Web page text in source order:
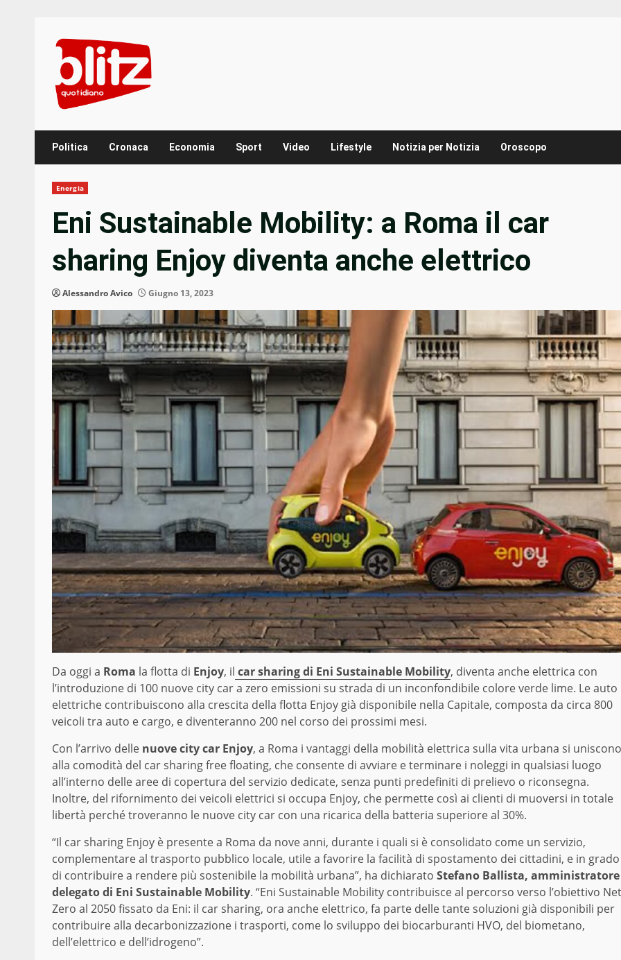
content
Politica Cronaca Economia Sport Video Lifestyle Notizia per Notizia Oroscopo
Energia
Eni Sustainable Mobility: a Roma il car
sharing Enjoy diventa anche elettrico
Alessandro Avico Giugno 13, 2023
Da oggi a Roma la flotta di Enjoy, il car sharing di Eni Sustainable Mobility, diventa anche elettrica con
l’introduzione di 100 nuove city car a zero emissioni su strada di un inconfondibile colore verde lime. Le auto
elettriche contribuiscono alla crescita della flotta Enjoy già disponibile nella Capitale, composta da circa 800
veicoli tra auto e cargo, e diventeranno 200 nel corso dei prossimi mesi.
Con l’arrivo delle nuove city car Enjoy, a Roma i vantaggi della mobilità elettrica sulla vita urbana si uniscono
alla comodità del car sharing free floating, che consente di avviare e terminare i noleggi in qualsiasi luogo
all’interno delle aree di copertura del servizio dedicate, senza punti predefiniti di prelievo o riconsegna.
Inoltre, del rifornimento dei veicoli elettrici si occupa Enjoy, che permette così ai clienti di muoversi in totale
libertà perché troveranno le nuove city car con una ricarica della batteria superiore al 30%.
“Il car sharing Enjoy è presente a Roma da nove anni, durante i quali si è consolidato come un servizio,
complementare al trasporto pubblico locale, utile a favorire la facilità di spostamento dei cittadini, e in grado
di contribuire a rendere più sostenibile la mobilità urbana”, ha dichiarato Stefano Ballista, amministratore
delegato di Eni Sustainable Mobility. “Eni Sustainable Mobility contribuisce al percorso verso l’obiettivo Net
Zero al 2050 fissato da Eni: il car sharing, ora anche elettrico, fa parte delle tante soluzioni già disponibili per
contribuire alla decarbonizzazione i trasporti, come lo sviluppo dei biocarburanti HVO, del biometano,
dell’elettrico e dell’idrogeno”.